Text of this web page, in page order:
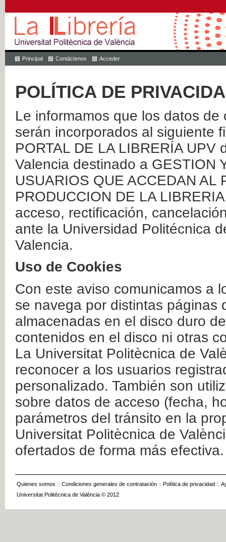
Principal Contáctenos Acceder
POLÍTICA DE
Le informamos que los datos
serán incorporados al siguiente
PORTAL DE LA LIBRERÍA
Valencia destinado a GESTION
USUARIOS QUE ACCEDAN AL
PRODUCCION DE LA
acceso, rectificación,
ante la Universidad Politécnica
Valencia.
Uso de Cookies
Con este aviso comunicamos a
se navega por distintas páginas
almacenadas en el disco duro
contenidos en el disco ni otras
La Universitat Politècnica de
reconocer a los usuarios
personalizado. También son
sobre datos de acceso (fecha,
parámetros del tránsito en la
Universitat Politècnica de
ofertados de forma más efectiva.
Quienes somos :: Condiciones generales de contratación :: Política de privacidad ::
Universitat Politècnica de València © 2012